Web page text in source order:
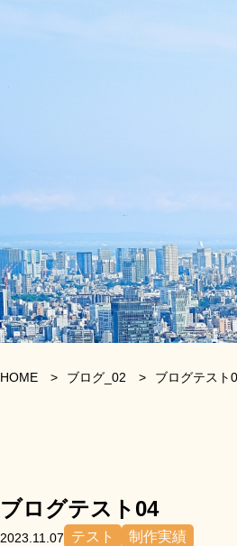
HOME > ブログ_02 > ブログテスト
ブログテスト04
2023.11.07 テスト 制作実績